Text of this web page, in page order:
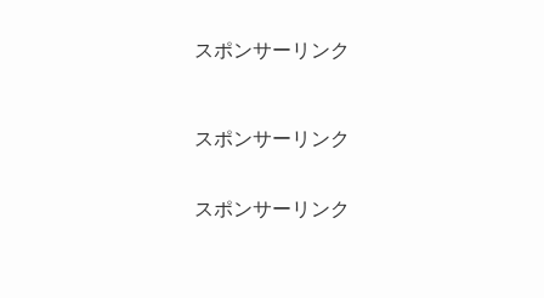
スポンサーリンク
スポンサーリンク
スポンサーリンク